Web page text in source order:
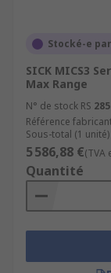
Stocké-e
SICK MICS3
Max Range
N° de stock RS
Référence
Sous-total (1 unité)
5 586,88 €(TVA
Quantité